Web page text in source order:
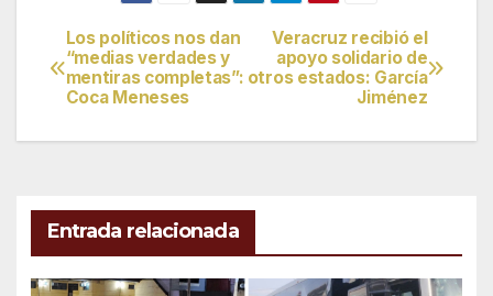
Navegación
de
entradas
Veracruz recibió el
apoyo solidario de
otros estados: García
Jiménez
Los políticos nos dan
“medias verdades y
mentiras completas”:
Coca Meneses
Entrada relacionada